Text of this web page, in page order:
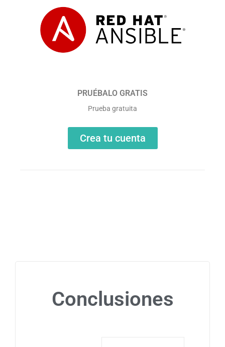
PRUÉBALO GRATIS
Prueba gratuita
Crea tu cuenta
Conclusiones